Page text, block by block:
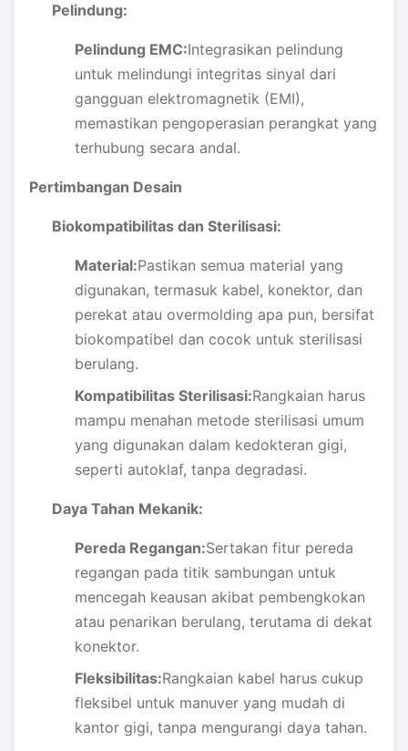
Pelindung:
Pelindung EMC:Integrasikan pelindung
untuk melindungi integritas sinyal dari
gangguan elektromagnetik (EMI),
memastikan pengoperasian perangkat yang
terhubung secara andal.
Pertimbangan Desain
Biokompatibilitas dan Sterilisasi:
Material:Pastikan semua material yang
digunakan, termasuk kabel, konektor, dan
perekat atau overmolding apa pun, bersifat
biokompatibel dan cocok untuk sterilisasi
berulang.
Kompatibilitas Sterilisasi:Rangkaian harus
mampu menahan metode sterilisasi umum
yang digunakan dalam kedokteran gigi,
seperti autoklaf, tanpa degradasi.
Daya Tahan Mekanik:
Pereda Regangan:Sertakan fitur pereda
regangan pada titik sambungan untuk
mencegah keausan akibat pembengkokan
atau penarikan berulang, terutama di dekat
konektor.
Fleksibilitas:Rangkaian kabel harus cukup
fleksibel untuk manuver yang mudah di
kantor gigi, tanpa mengurangi daya tahan.